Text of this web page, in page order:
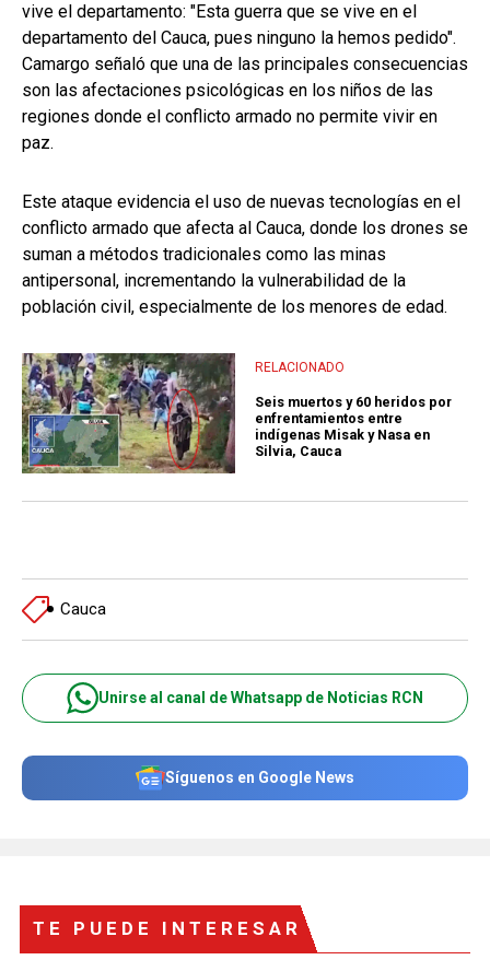
vive el departamento: "Esta guerra que se vive en el
departamento del Cauca, pues ninguno la hemos pedido".
Camargo señaló que una de las principales consecuencias
son las afectaciones psicológicas en los niños de las
regiones donde el conflicto armado no permite vivir en
paz.
Este ataque evidencia el uso de nuevas tecnologías en el
conflicto armado que afecta al Cauca, donde los drones se
suman a métodos tradicionales como las minas
antipersonal, incrementando la vulnerabilidad de la
población civil, especialmente de los menores de edad.
RELACIONADO
Seis muertos y 60 heridos por
enfrentamientos entre
indígenas Misak y Nasa en
Silvia, Cauca
Cauca
Unirse al canal de Whatsapp de Noticias RCN
Síguenos en Google News
TE PUEDE INTERESAR